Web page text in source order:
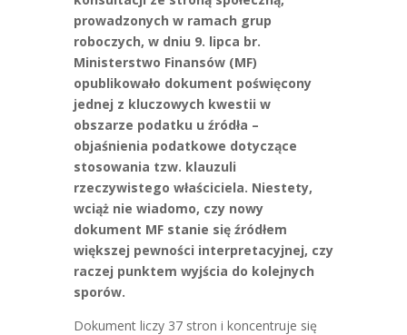
prowadzonych w ramach grup
roboczych, w dniu 9. lipca br.
Ministerstwo Finansów (MF)
opublikowało dokument poświęcony
jednej z kluczowych kwestii w
obszarze podatku u źródła –
objaśnienia podatkowe dotyczące
stosowania tzw. klauzuli
rzeczywistego właściciela. Niestety,
wciąż nie wiadomo, czy nowy
dokument MF stanie się źródłem
większej pewności interpretacyjnej, czy
raczej punktem wyjścia do kolejnych
sporów.
Dokument liczy 37 stron i koncentruje się